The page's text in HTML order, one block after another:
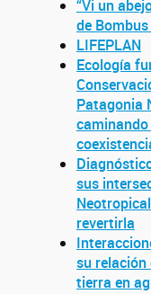
“Vi un
de
LIFEPLAN
Ecología
Patagonia
sus
revertirla
su relación
tierra en